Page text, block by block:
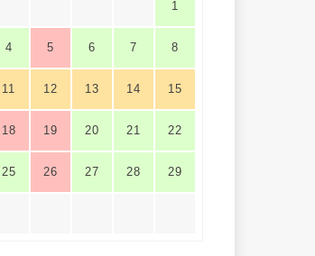
1
4 5 6 7 8
11 12 13 14 15
18 19 20 21 22
25 26 27 28 29